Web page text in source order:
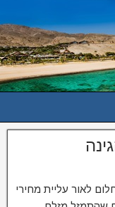
לאור עליית מחירי